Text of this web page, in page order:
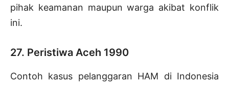
pihak keamanan maupun warga akibat konflik
ini.
27. Peristiwa Aceh 1990
Contoh kasus pelanggaran HAM di Indonesia